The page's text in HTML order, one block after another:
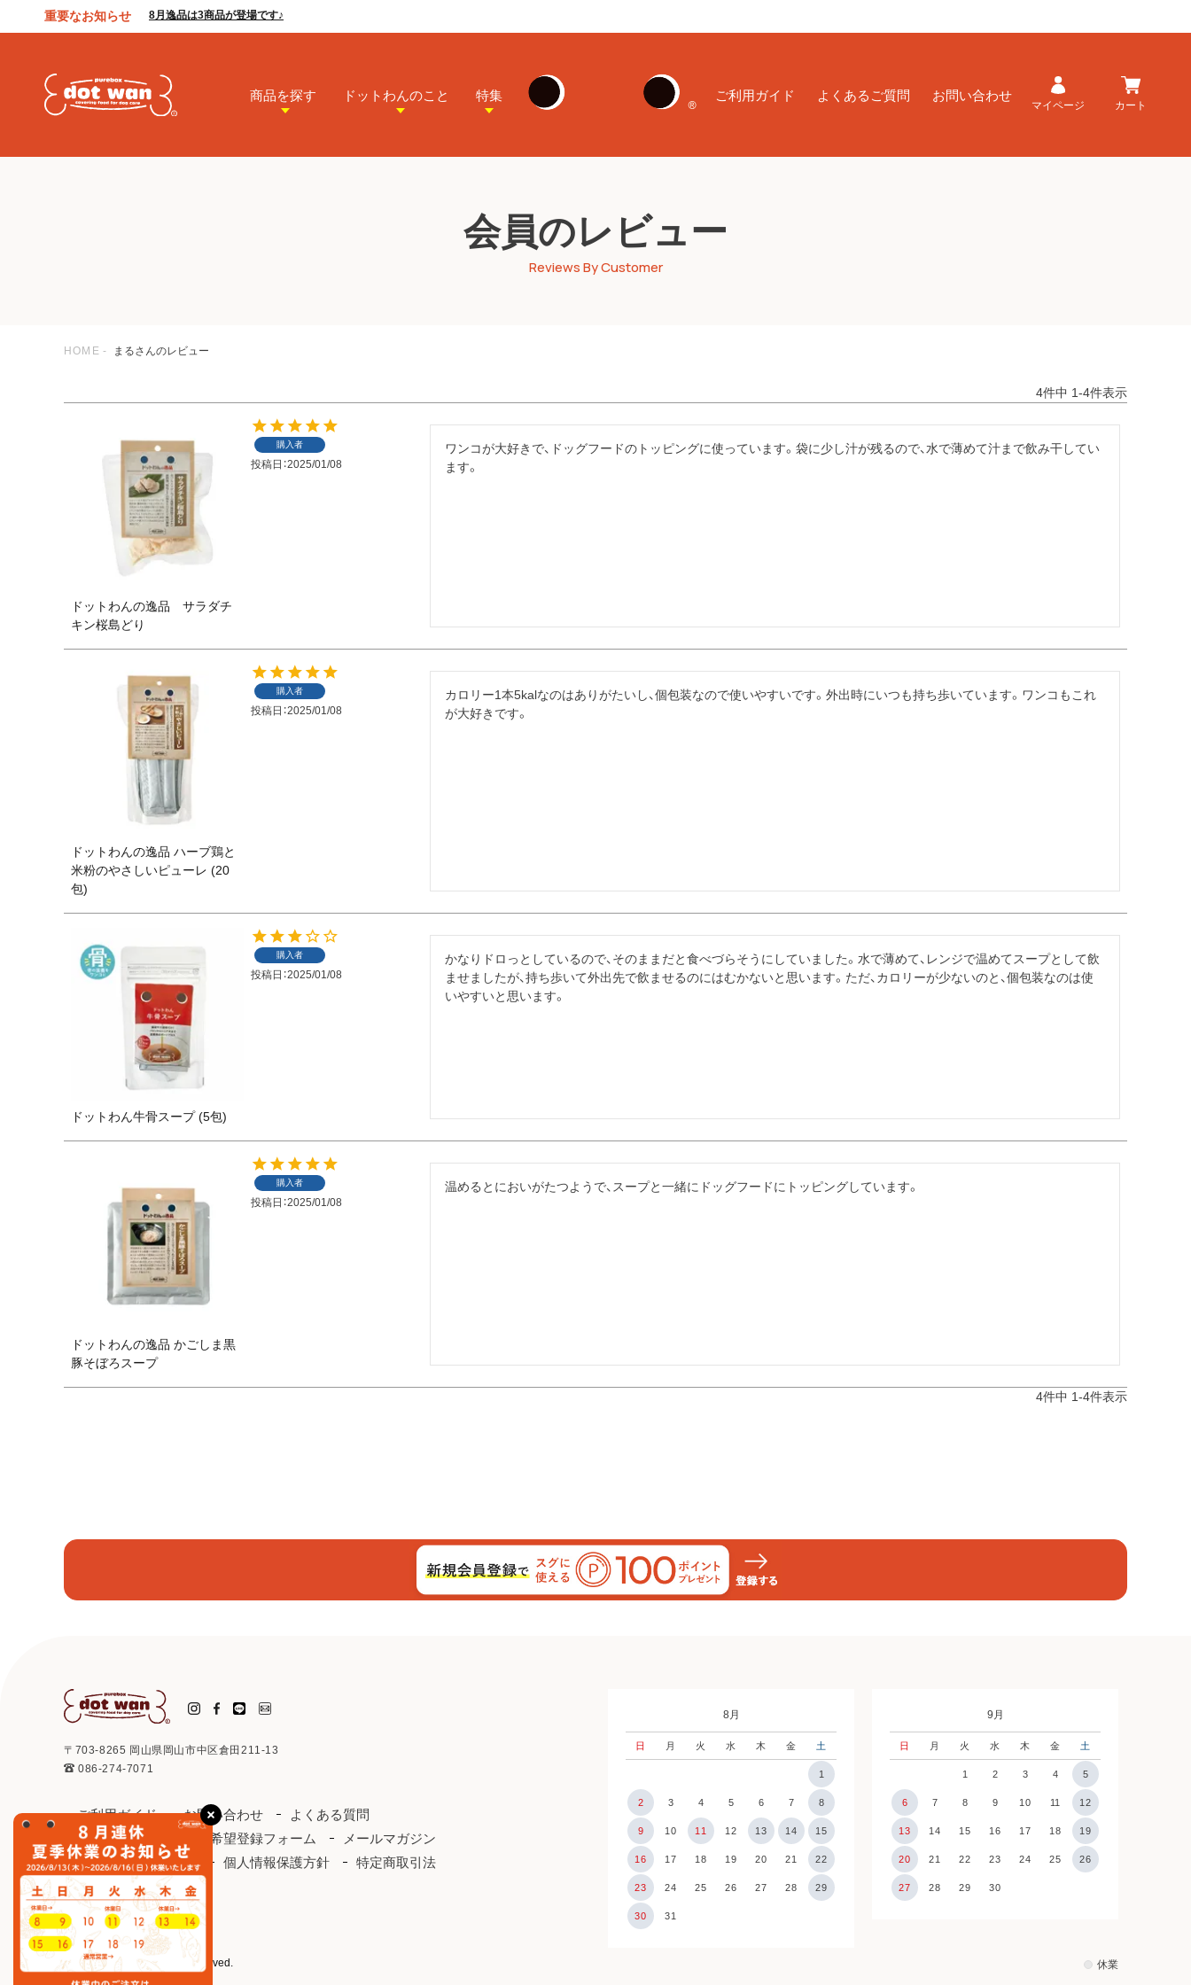
重要なお知らせ 8月逸品は3商品が登場です♪
特集
ドットわんのこと
商品を探す ご利用ガイド よくあるご質問 お問い合わせ
マイページ カート
会員のレビュー
Reviews By Customer
HOME まるさんのレビュー
4件中 1-4件表示
ドットわんの逸品 サラダチ
キン桜島どり
購入者
投稿日 2025/01/08
ワンコが大好きで、ドッグフードのトッピングに使っています。袋に少し汁が残るので、水で薄めて汁まで飲み干してい
ます。
ドットわんの逸品 ハーブ鶏と
米粉のやさしいピューレ (20
包)
購入者
投稿日 2025/01/08
カロリー1本5kalなのはありがたいし、個包装なので使いやすいです。外出時にいつも持ち歩いています。ワンコもこれ
が大好きです。
ドットわん牛骨スープ (5包)
購入者
投稿日 2025/01/08
かなりドロっとしているので、そのままだと食べづらそうにしていました。水で薄めて、レンジで温めてスープとして飲
ませましたが、持ち歩いて外出先で飲ませるのにはむかないと思います。ただ、カロリーが少ないのと、個包装なのは使
いやすいと思います。
ドットわんの逸品 かごしま黒
豚そぼろスープ
購入者
投稿日 2025/01/08
温めるとにおいがたつようで、スープと一緒にドッグフードにトッピングしています。
4件中 1-4件表示
8月
日 月 火 水 木 金 土
1
2 3 4 5 6 7 8
9 10 11 12 13 14 15
16 17 18 19 20 21 22
23 24 25 26 27 28 29
30 31
9月
日 月 火 水 木 金 土
1 2 3 4 5
6 7 8 9 10 11 12
13 14 15 16 17 18 19
20 21 22 23 24 25 26
27 28 29 30
休業
〒703-8265 岡山県岡山市中区倉田211-13
086-274-7071
ご利用ガイド お問い合わせ
よくある質問
取り扱い店
お取引希望登録フォーム
メールマガジン
ドットわんカタログ
個人情報保護方針
特定商取引法
会社概要
会員規約
©2003 purebox. All rights reserved.